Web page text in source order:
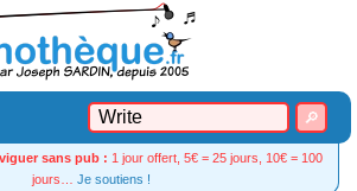
sans pub : 1 jour offert, 5€ = 25 jours, 10€ = 100
jours… Je soutiens !